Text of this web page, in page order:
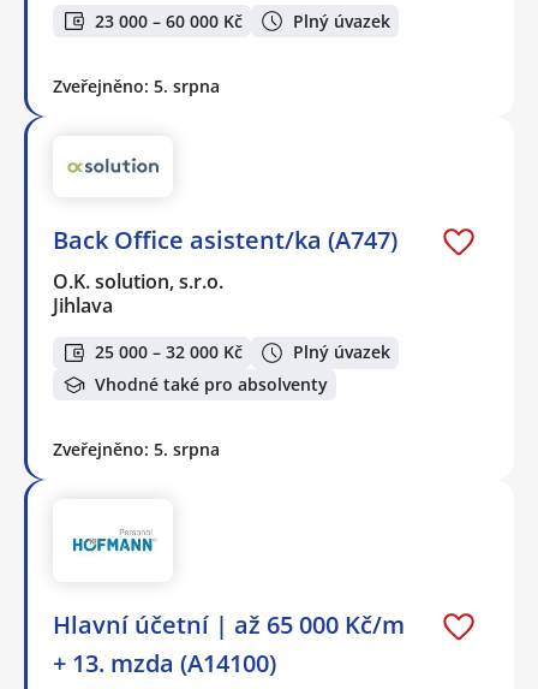
23 000 – 60 000 Kč Plný úvazek
Zveřejněno: 5. srpna
Back Office asistent/ka (A747)
O.K. solution, s.r.o.
Jihlava
25 000 – 32 000 Kč
Plný úvazek
Vhodné také pro absolventy
Zveřejněno: 5. srpna
Hlavní účetní | až 65 000 Kč/m
+ 13. mzda (A14100)